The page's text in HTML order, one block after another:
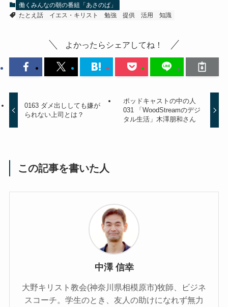
働くみんなの朝の番組「あさのば」
たとえ話
イエス・キリスト 勉強 提供 活用 知識
よかったらシェアしてね！
0163 ダメ出ししても嫌が
られない上司とは？
ポッドキャストの中の人
031 「WoodStreamのデジ
タル生活」木澤朋和さん
この記事を書いた人
中澤 信幸
大野キリスト教会(神奈川県相模原市)牧師、ビジネ
スコーチ。学生のとき、友人の助けになれず無力